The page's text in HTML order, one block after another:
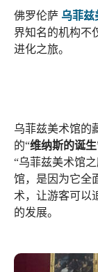
佛罗伦萨 乌菲兹
界知名的机构不
进化之旅。
乌菲兹美术馆的
的“维纳斯的诞生
“乌菲兹美术馆
馆，是因为它全
术，让游客可以
的发展。